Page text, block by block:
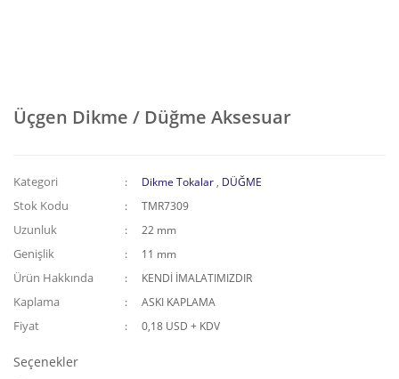
Üçgen Dikme / Düğme Aksesuar
Kategori Dikme Tokalar , DÜĞME
Stok Kodu TMR7309
Uzunluk 22 mm
Genişlik 11 mm
Ürün Hakkında KENDİ İMALATIMIZDIR
Kaplama ASKI KAPLAMA
Fiyat 0,18 USD + KDV
Seçenekler